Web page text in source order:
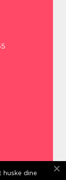
huske dine